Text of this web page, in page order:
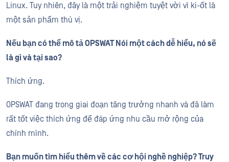
Linux. Tuy nhiên, đây là một trải nghiệm tuyệt vời vì ki-ốt là
một sản phẩm thú vị.
Nếu bạn có thể mô tả OPSWAT Nói một cách dễ hiểu, nó sẽ
là gì và tại sao?
Thích ứng.
OPSWAT đang trong giai đoạn tăng trưởng nhanh và đã làm
rất tốt việc thích ứng để đáp ứng nhu cầu mở rộng của
chính mình.
Bạn muốn tìm hiểu thêm về các cơ hội nghề nghiệp? Truy